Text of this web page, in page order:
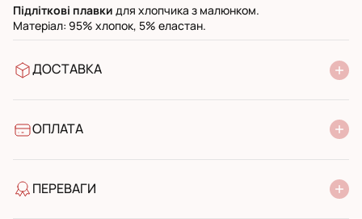
Підліткові плавки для хлопчика з малюнком.
Матеріал: 95% хлопок, 5% еластан.
ДОСТАВКА
УкрПошта стандарт
ОПЛАТА
Банківський переказ
ПЕРЕВАГИ